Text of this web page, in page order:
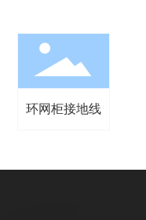
环网柜接地线